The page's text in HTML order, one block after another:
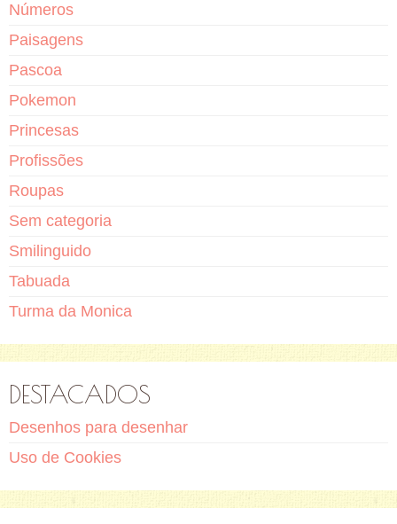
Números
Paisagens
Pascoa
Pokemon
Princesas
Profissões
Roupas
Sem categoria
Smilinguido
Tabuada
Turma da Monica
DESTACADOS
Desenhos para desenhar
Uso de Cookies